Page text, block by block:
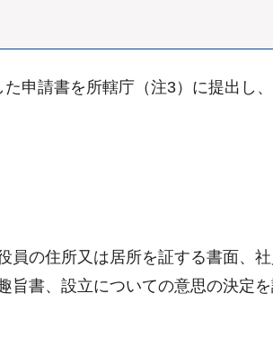
申請書を所轄庁（注3）に提出し
の住所又は居所を証する書面、
書、設立についての意思の決定